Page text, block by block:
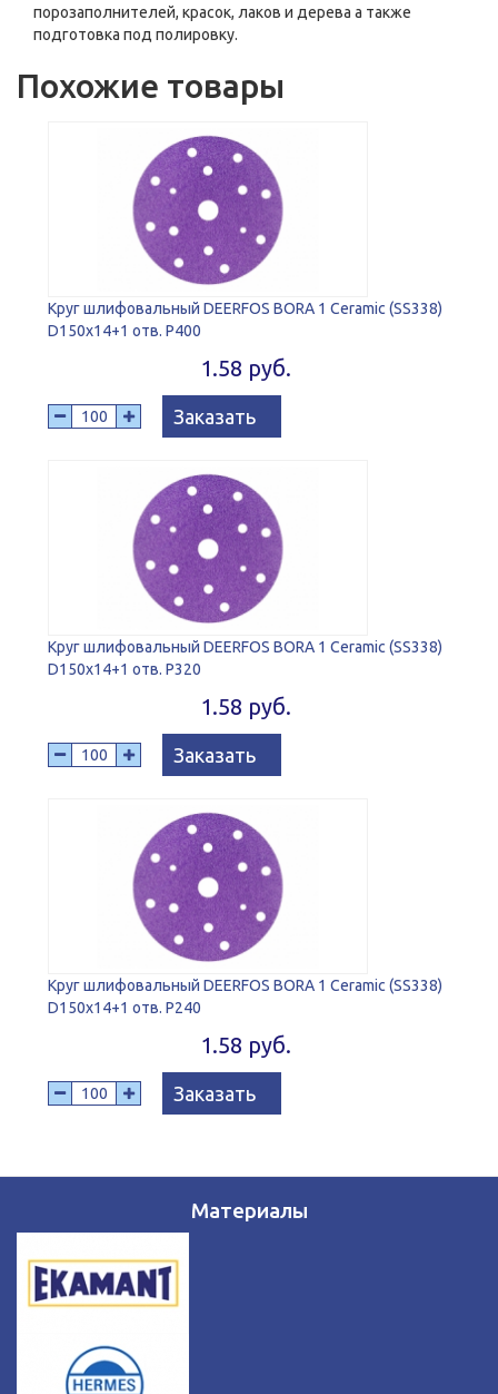
порозаполнителей, красок, лаков и дерева а также
подготовка под полировку.
Похожие товары
Круг шлифовальный DEERFOS BORA 1 Ceramic (SS338)
D150x14+1 отв. P400
1.58 руб.
Заказать
Круг шлифовальный DEERFOS BORA 1 Ceramic (SS338)
D150x14+1 отв. P320
1.58 руб.
Заказать
Круг шлифовальный DEERFOS BORA 1 Ceramic (SS338)
D150x14+1 отв. P240
1.58 руб.
Заказать
Материалы